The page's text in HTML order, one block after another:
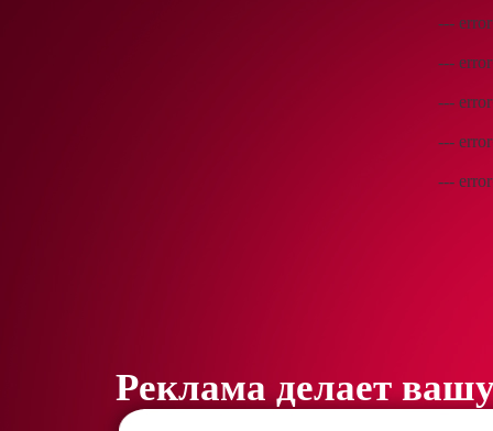
---
---
---
---
---
Реклама делает